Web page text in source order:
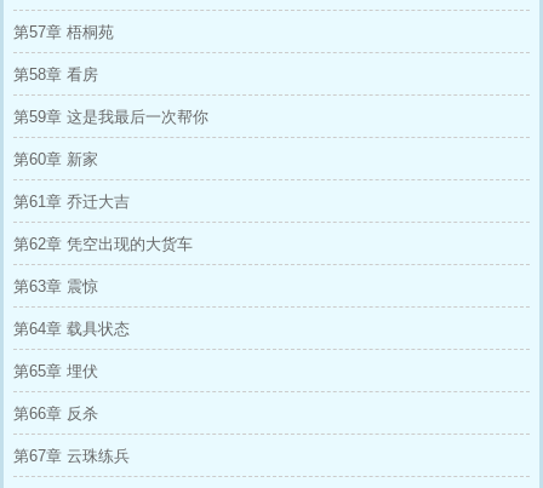
第57章 梧桐苑
第58章 看房
第59章 这是我最后一次帮你
第60章 新家
第61章 乔迁大吉
第62章 凭空出现的大货车
第63章 震惊
第64章 载具状态
第65章 埋伏
第66章 反杀
第67章 云珠练兵